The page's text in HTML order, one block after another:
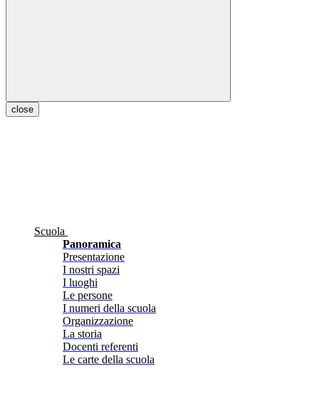
close
Scuola
Panoramica
Presentazione
I nostri spazi
I luoghi
Le persone
I numeri della scuola
Organizzazione
La storia
Docenti referenti
Le carte della scuola